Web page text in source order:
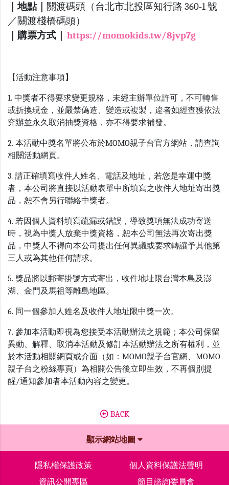
｜地點｜ 關渡碼頭（台北市北投區知行路 360-1 號
／關渡棧橋碼頭）
｜購票方式｜ https://momokids.tw/8jvp7g
【活動注意事項】
1. 中獎者不得要求變更規格，未經主辦單位許可，不可轉售
或折換現金，並嚴禁偽造、變造或複製，違者如經查獲依法
究辦並永久取消抽獎資格，亦不得要求補發。
2. 本活動中獎名單將公布於MOMO親子台官方網站，請查詢
相關活動網頁。
3. 請正確填寫收件人姓名、電話及地址，若您是幸運中獎
者，本公司將直接以活動表單中所填寫之收件人地址寄出獎
品，恕不會另行聯絡中獎者。
4. 若因個人資料填寫疏漏或錯誤，導致獎項無法成功寄送
時，視為中獎人放棄中獎資格，恕本公司無法再次寄出獎
品，中獎人不得向本公司提出任何異議或要求轉讓予其他第
三人或為其他任何請求。
5. 獎品將以郵寄掛號方式寄出，收件地址限台灣本島及澎
湖、金門及馬祖等離島地區。
6. 同一個參加人姓名及收件人地址限中獎一次。
7. 參加本活動即視為您接受本活動辦法之規範；本公司保留
異動、解釋、取消本活動及修訂本活動辦法之所有權利，並
於本活動相關網頁或介面（如：MOMO親子台官網、MOMO
親子台之粉絲專頁）為相關公告後立即生效，不再個別提
醒/通知參加者本活動內容之變更。
BACK
顯示網站地圖
隱私權保護政策
個人資料保護法聲明
資訊公開專區
節目諮詢委員會